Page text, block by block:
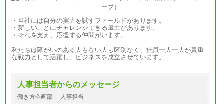
・当社には自分の実力を試すフィールドがあります。
・新しいことにチャレンジできる風土があります。
・それを支え、応援する仲間がいます。
私たちは障がいのある人もない人も区別なく、社員一人一人が貴重
な戦力として活躍し、ビジネスを成立させています。
人事担当者からのメッセージ
働き方企画部 人事担当